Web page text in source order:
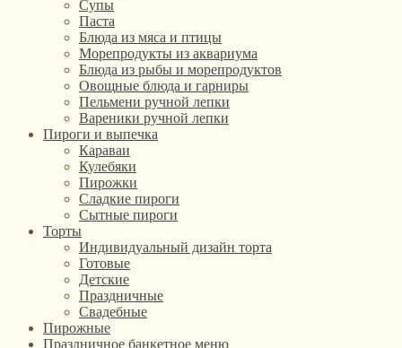
Супы
Паста
Блюда из мяса и птицы
Морепродукты из аквариума
Блюда из рыбы и морепродуктов
Овощные блюда и гарниры
Пельмени ручной лепки
Вареники ручной лепки
Пироги и выпечка
Караваи
Кулебяки
Пирожки
Сладкие пироги
Сытные пироги
Торты
Индивидуальный дизайн торта
Готовые
Детские
Праздничные
Свадебные
Пирожные
Праздничное банкетное меню